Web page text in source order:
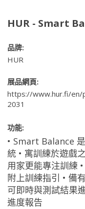
HUR - Smart
品牌:
HUR
展品網頁:
https://www.hur.fi/en/
2031
功能:
• Smart Balance
統 • 寓訓練於遊戲
用家更能專注訓練
附上訓練指引 • 備
可即時與測試結果
進度報告